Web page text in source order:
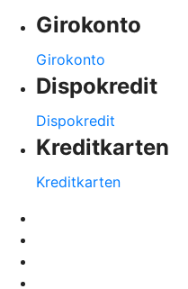
Girokonto
Girokonto
Dispokredit
Dispokredit
Kreditkarten
Kreditkarten